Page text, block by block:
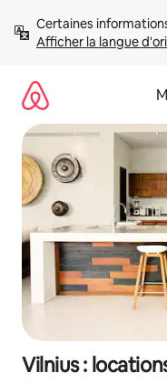
directement
Afficher la langue
Vilnius :